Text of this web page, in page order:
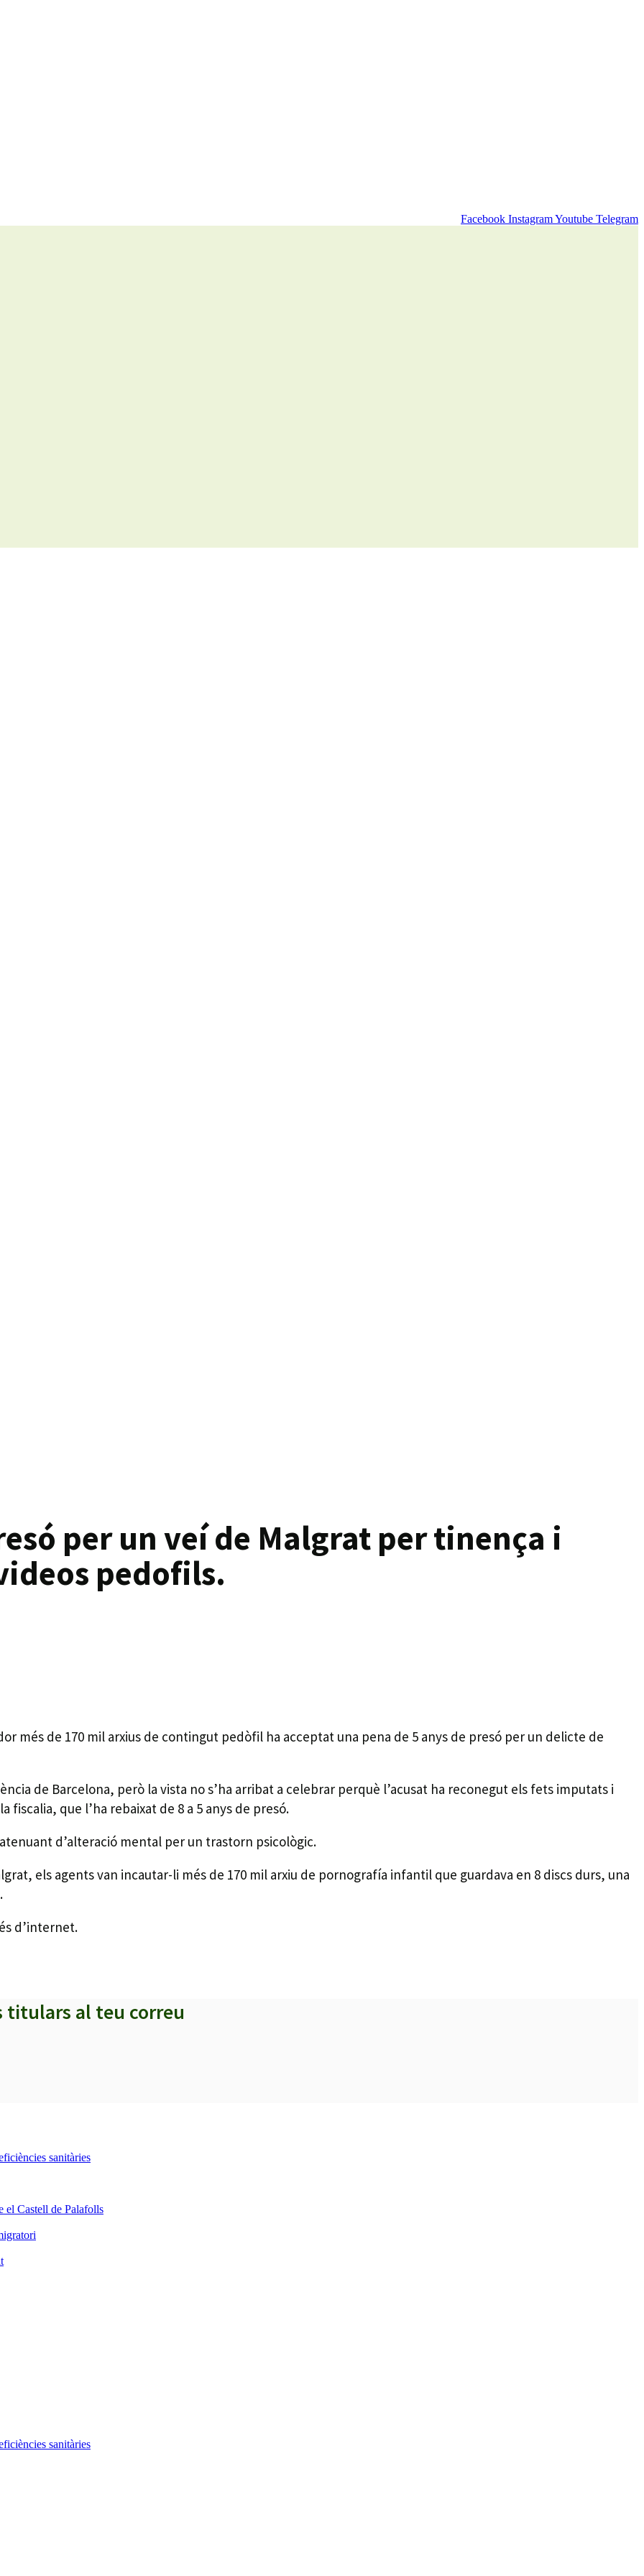
Facebook InstagramYoutube Telegram
per un veí de Malgrat per tinença i
pedofils.
més de 170 mil arxius de contingut pedòfil ha acceptat una pena de 5 anys de presó per un delicte de
de Barcelona, però la vista no s’ha arribat a celebrar perquè l’acusat ha reconegut els fets imputats i
que l’ha rebaixat de 8 a 5 anys de presó.
d’alteració mental per un trastorn psicològic.
els agents van incautar-li més de 170 mil arxiu de pornografía infantil que guardava en 8 discs durs, una
d’internet.
titulars al teu correu
sanitàries
el Castell de Palafolls
sanitàries